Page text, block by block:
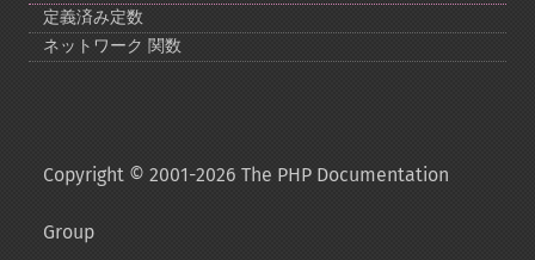
定義済み定数
ネットワーク 関数
Copyright © 2001-2026 The PHP Documentation
Group